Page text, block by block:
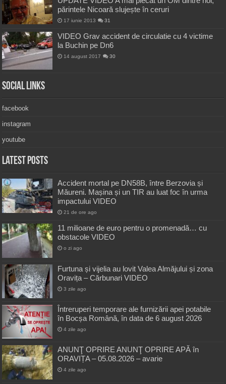
părintele Nicoară slujește în ceruri
17 iunie 2013 31
VIDEO Grav accident de circulatie cu 4 victime
la Buchin pe Dn6
14 august 2017 30
Social Links
facebook
instagram
youtube
Latest Posts
Accident mortal pe DN58B, între Berzovia și
Măureni. Mașina și un TIR au luat foc în urma
impactului VIDEO
21 de ore ago
11 milioane de euro pentru o promenadă… cu
obstacole VIDEO
o zi ago
Furtuna și vijelia au lovit Valea Almăjului și zona
Oravița – Cărbunari VIDEO
3 zile ago
Întreruperi temporare ale furnizării apei potabile
în Bocșa Română, în data de 6 august 2026
4 zile ago
ANUNŢ OPRIRE ANUNŢ OPRIRE APĂ în
ORAVIȚA – 05.08.2026 – avarie
4 zile ago